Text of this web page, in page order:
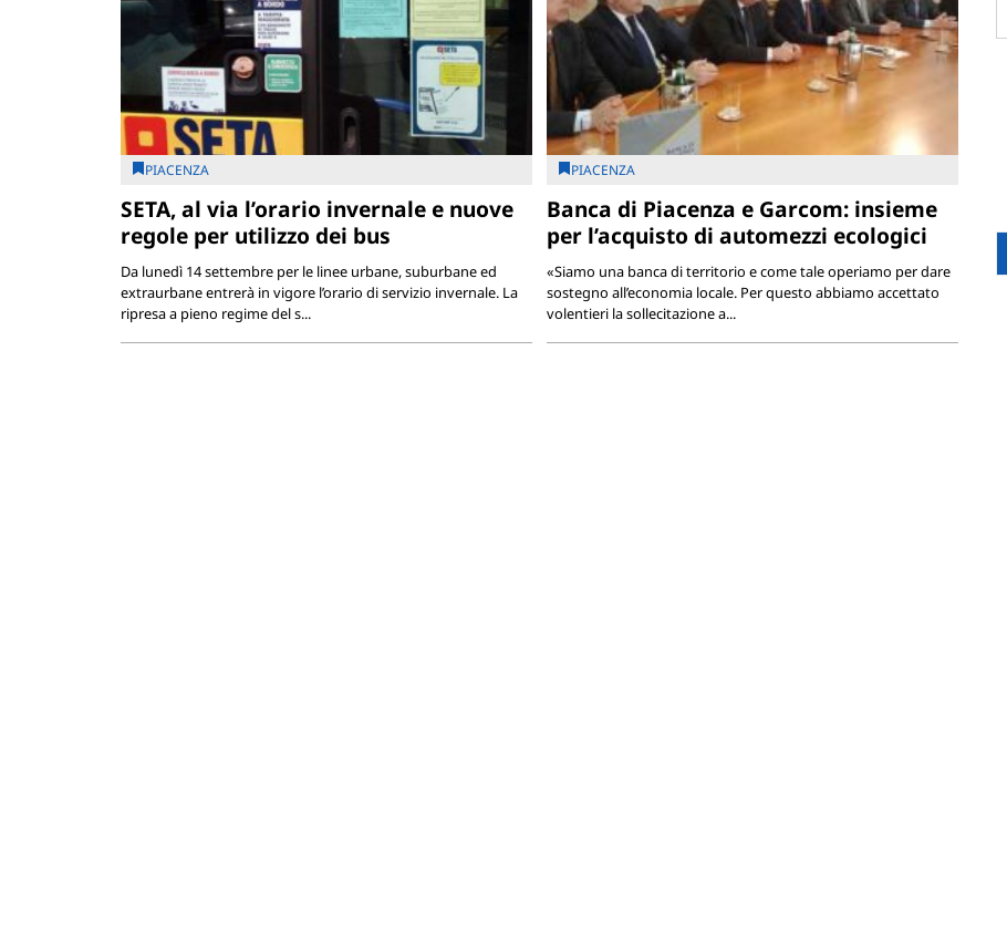
PIACENZA
SETA, al via l’orario invernale e nuove
regole per utilizzo dei bus
Da lunedì 14 settembre per le linee urbane, suburbane ed
extraurbane entrerà in vigore l’orario di servizio invernale. La
ripresa a pieno regime del s...
PIACENZA
Banca di Piacenza e Garcom: insieme
per l’acquisto di automezzi ecologici
«Siamo una banca di territorio e come tale operiamo per dare
sostegno all’economia locale. Per questo abbiamo accettato
volentieri la sollecitazione a...